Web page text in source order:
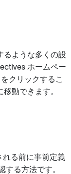
るような多くの設
ホームペー
をクリックするこ
動できます。
る前に事前定義
する方法です。